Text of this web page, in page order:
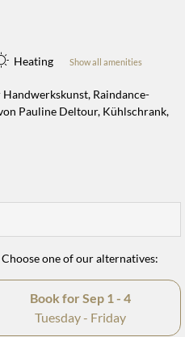
Heating Show all amenities
Raindance-
Pauline Deltour, Kühlschrank,
Choose one of our alternatives:
Book for Sep 1 - 4
Tuesday - Friday